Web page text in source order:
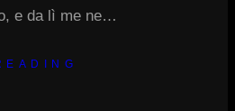
e da lì me ne…